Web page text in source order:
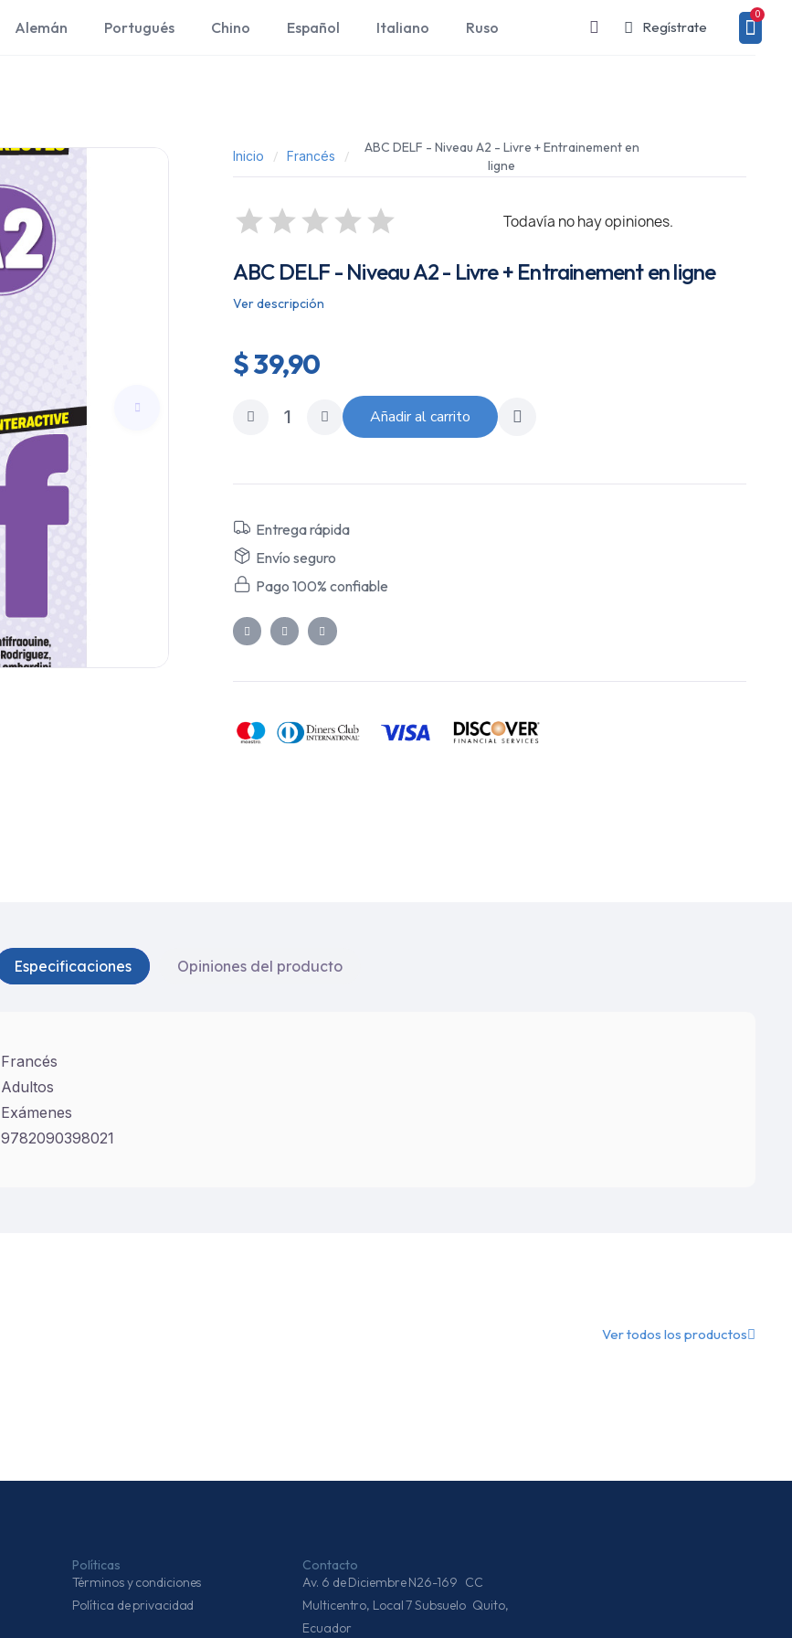
Alemán Portugués Chino Español Italiano Ruso Regístrate
Inicio Francés
ABC DELF - Niveau A2 - Livre + Entrainement en
ligne
Todavía no hay opiniones.
ABC DELF - Niveau A2 - Livre + Entrainement en ligne
Ver descripción
$ 39,90
Añadir al carrito
Entrega rápida
Envío seguro
Pago 100% confiable
Especificaciones Opiniones del producto
Francés
Adultos
Exámenes
9782090398021
Ver todos los productos
Políticas
Términos y condiciones
Política de privacidad
Contacto
Av. 6 de Diciembre N26-169 CC
Multicentro, Local 7 Subsuelo Quito,
Ecuador